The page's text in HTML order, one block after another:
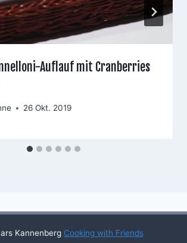
Auflauf mit Cranberries
26 Okt. 2019
Kannenberg Cooking with Friends